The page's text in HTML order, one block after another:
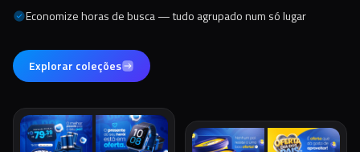
Economize horas de busca — tudo agrupado num só lugar
Explorar coleções